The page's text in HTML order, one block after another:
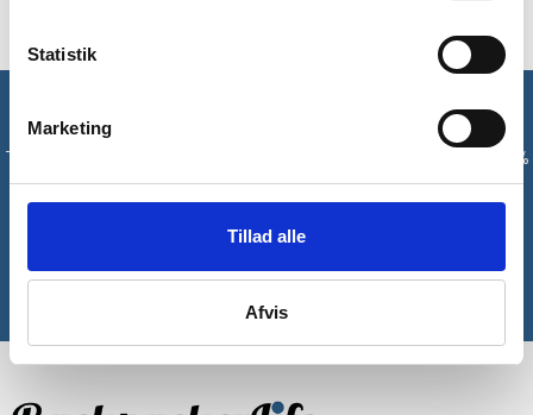
Statistik
Marketing
Tillad alle
Afvis
Tilmeld dig vores nyhedsbrev og modtag med det samme en 10%
rabatkode til din første ordre*
*Gælder ikke allerede nedsatte varer